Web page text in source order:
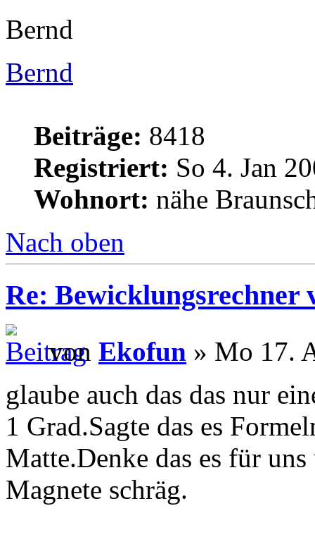
Bernd
Bernd
Beiträge: 8418
Registriert: So 4. Jan
Wohnort: nähe
Nach oben
Re: Bewicklungsrechner
von Ekofun » Mo 17.
glaube auch das das nur
1 Grad.Sagte das es
Matte.Denke das es für
Magnete schräg.